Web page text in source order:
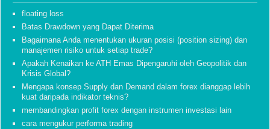
floating loss
Batas Drawdown yang Dapat Diterima
Bagaimana Anda menentukan ukuran posisi (position sizing) dan
manajemen risiko untuk setiap trade?
Apakah Kenaikan ke ATH Emas Dipengaruhi oleh Geopolitik dan
Krisis Global?
Mengapa konsep Supply dan Demand dalam forex dianggap lebih
kuat daripada indikator teknis?
membandingkan profit forex dengan instrumen investasi lain
cara mengukur performa trading